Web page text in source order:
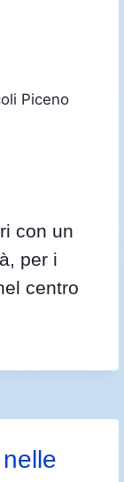
Piceno
con un
per i
centro